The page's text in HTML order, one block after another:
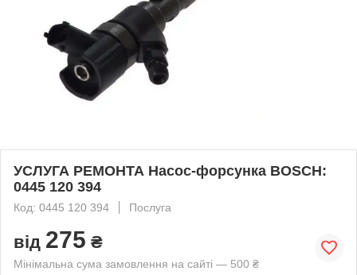
УСЛУГА РЕМОНТА Насос-форсунка BOSCH:
0445 120 394
Код: 0445 120 394 Послуга
від 275 ₴
Мінімальна сума замовлення на сайті — 500 ₴